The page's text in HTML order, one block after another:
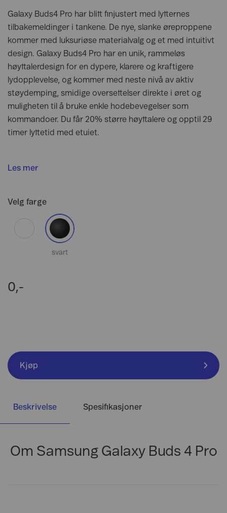
Galaxy Buds4 Pro har blitt finjustert med lytternes
tilbakemeldinger i tankene. De nye, slanke øreproppene
kommer med luksuriøse materialvalg og et med intuitivt
design. Galaxy Buds4 Pro har en unik, rammeløs
høyttalerdesign for en dypere, klarere og kraftigere
lydopplevelse, og kommer med neste nivå av aktiv
støydemping, smidige oversettelser direkte i øret og
muligheten til å bruke enkle hodebevegelser som
kommandoer. Du får 20% større høyttalere og opptil 29
timer lyttetid med etuiet.
Les mer
Velg farge
svart
0,-
Kjøp
Beskrivelse Spesifikasjoner
Om Samsung Galaxy Buds 4 Pro